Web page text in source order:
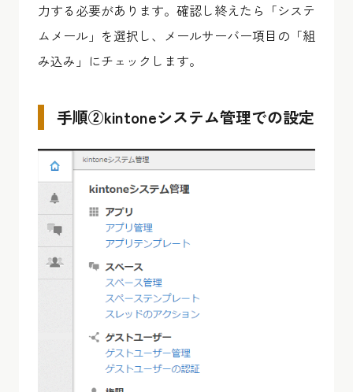
力する必要があります。確認し終えたら「システ
ムメール」を選択し、メールサーバー項目の「組
み込み」にチェックします。
手順②kintoneシステム管理での設定